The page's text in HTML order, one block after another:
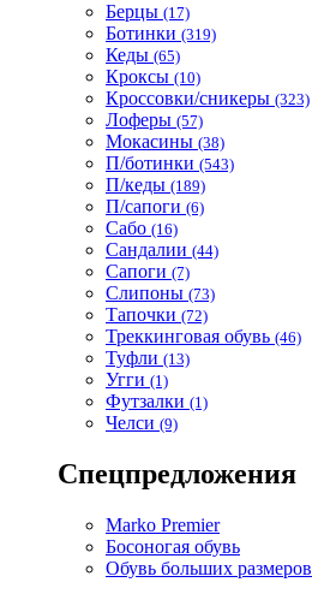
Берцы (17)
Ботинки (319)
Кеды (65)
Кроксы (10)
Кроссовки/сникеры (323)
Лоферы (57)
Мокасины (38)
П/ботинки (543)
П/кеды (189)
П/сапоги (6)
Сабо (16)
Сандалии (44)
Сапоги (7)
Слипоны (73)
Тапочки (72)
Треккинговая обувь (46)
Туфли (13)
Угги (1)
Футзалки (1)
Челси (9)
Спецпредложения
Marko Premier
Босоногая обувь
Обувь больших размеров